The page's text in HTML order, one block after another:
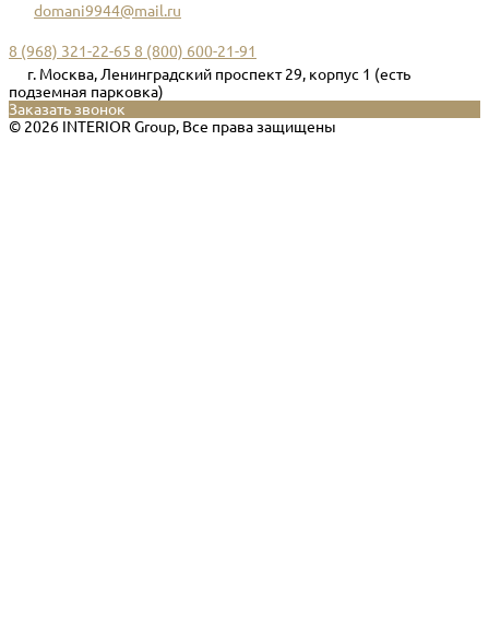
domani9944@mail.ru
8 (968) 321-22-65 8 (800) 600-21-91
г. Москва, Ленинградский проспект 29, корпус 1 (есть
подземная парковка)
Заказать звонок
© 2026 INTERIOR Group, Все права защищены